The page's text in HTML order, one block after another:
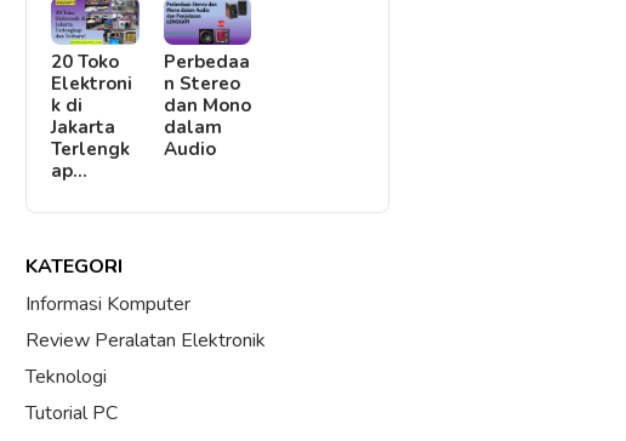
20 Toko
Elektroni
k di
Jakarta
Terlengk
ap…
Perbedaa
n Stereo
dan Mono
dalam
Audio
KATEGORI
Informasi Komputer
Review Peralatan Elektronik
Teknologi
Tutorial PC